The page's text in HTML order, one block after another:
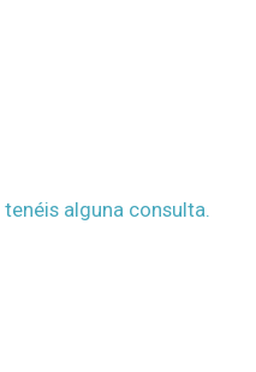
alguna consulta.